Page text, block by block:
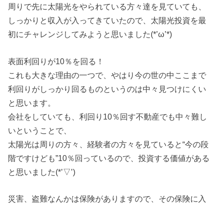
周りで先に太陽光をやられている方々達を見ていても、
しっかりと収入が入ってきていたので、太陽光投資を最
初にチャレンジしてみようと思いました(*’ω’*)
表面利回りが10％を回る！
これも大きな理由の一つで、やはり今の世の中ここまで
利回りがしっかり回るものというのは中々見つけにくい
と思います。
会社をしていても、利回り10％回す不動産でも中々難し
いということで、
太陽光は周りの方々、経験者の方々を見ていると“今の段
階ですけども”10％回っているので、投資する価値がある
と思いました(*’▽’)
災害、盗難なんかは保険がありますので、その保険に入